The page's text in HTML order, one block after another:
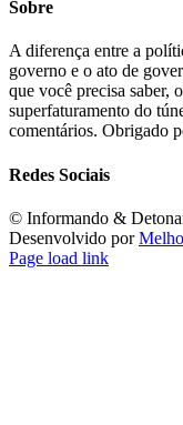
Sobre
A diferença entre a
governo e o ato de
que você precisa saber,
superfaturamento do
comentários. Obrigado
Redes Sociais
©️ Informando &
Desenvolvido por
Page load link